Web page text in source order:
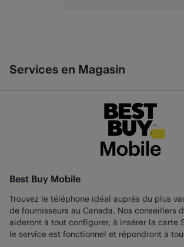
Services en Magasin
Best Buy Mobile
Trouvez le téléphone idéal auprès du plus
de fournisseurs au Canada. Nos conseillers
aideront à tout configurer, à insérer la carte
le service est fonctionnel et répondront à